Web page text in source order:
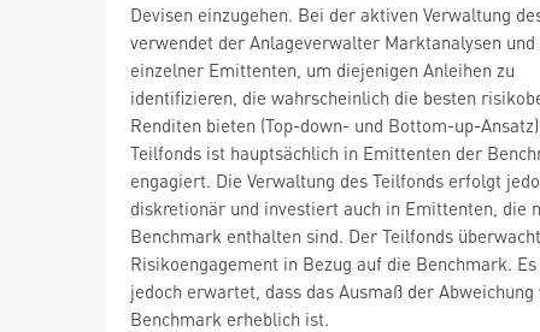
Devisen einzugehen. Bei der aktiven Verwaltung
verwendet der Anlageverwalter Marktanalysen und
einzelner Emittenten, um diejenigen Anleihen zu
identifizieren, die wahrscheinlich die besten
Renditen bieten (Top-down- und Bottom-up-
Teilfonds ist hauptsächlich in Emittenten der
engagiert. Die Verwaltung des Teilfonds erfolgt
diskretionär und investiert auch in Emittenten, die
Benchmark enthalten sind. Der Teilfonds
Risikoengagement in Bezug auf die Benchmark.
jedoch erwartet, dass das Ausmaß der Abweichung
Benchmark erheblich ist.